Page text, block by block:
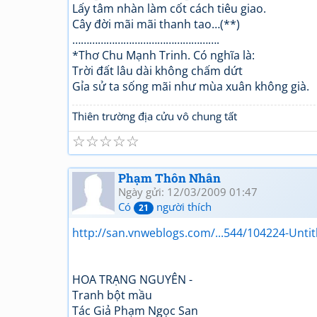
Lấy tâm nhàn làm cốt cách tiêu giao.
Cây đời mãi mãi thanh tao…(**)
…………………………………………….
*Thơ Chu Mạnh Trinh. Có nghĩa là:
Trời đất lâu dài không chấm dứt
Gỉa sử ta sống mãi như mùa xuân không già.
Thiên trường địa cửu vô chung tất
☆
☆
☆
☆
☆
Phạm Thôn Nhân
Ngày gửi: 12/03/2009 01:47
Có
21 người thích
http://san.vnweblogs.com/...544/104224-
HOA TRẠNG NGUYÊN -
Tranh bột mầu
Tác Giả Phạm Ngọc San